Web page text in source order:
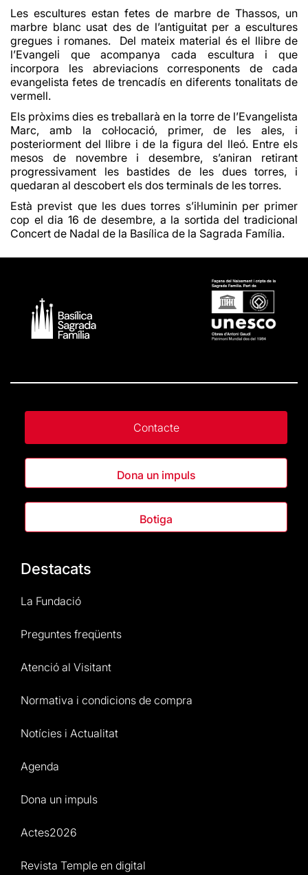
Les escultures estan fetes de marbre de Thassos, un
marbre blanc usat des de l’antiguitat per a escultures
gregues i romanes. Del mateix material és el llibre de
l’Evangeli que acompanya cada escultura i que
incorpora les abreviacions corresponents de cada
evangelista fetes de trencadís en diferents tonalitats de
vermell.
Els pròxims dies es treballarà en la torre de l’Evangelista
Marc, amb la col·locació, primer, de les ales, i
posteriorment del llibre i de la figura del lleó. Entre els
mesos de novembre i desembre, s’aniran retirant
progressivament les bastides de les dues torres, i
quedaran al descobert els dos terminals de les torres.
Està previst que les dues torres s’il·luminin per primer
cop el dia 16 de desembre, a la sortida del tradicional
Concert de Nadal de la Basílica de la Sagrada Família.
Contacte
Dona un impuls
Botiga
Destacats
La Fundació
Preguntes freqüents
Atenció al Visitant
Normativa i condicions de compra
Notícies i Actualitat
Agenda
Dona un impuls
Actes2026
Revista Temple en digital